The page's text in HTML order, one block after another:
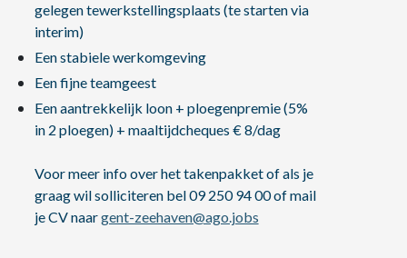
gelegen tewerkstellingsplaats (te starten via
interim)
Een stabiele werkomgeving
Een fijne teamgeest
Een aantrekkelijk loon + ploegenpremie (5%
in 2 ploegen) + maaltijdcheques € 8/dag
Voor meer info over het takenpakket of als je
graag wil solliciteren bel 09 250 94 00 of mail
je CV naargent-zeehaven@ago.jobs